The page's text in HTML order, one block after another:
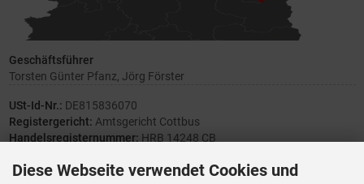
Geschäftsführer
Torsten Günter Pfanz, Jörg Förster
USt-Id-Nr.: DE815836070
Registergericht: Amtsgericht Cottbus
Handelsregisternummer: HRB 14248 CB
Diese Webseite verwendet Cookies und